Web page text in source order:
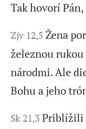
Tak hovorí Pán,
Zjv 12,5 Žena
železnou
národmi. Ale
Bohu a jeho
Sk 21,3 Priblížili